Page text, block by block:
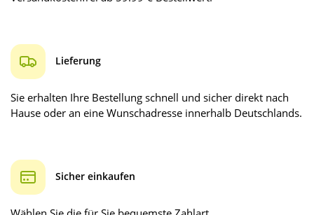
Lieferung
Sie erhalten Ihre Bestellung schnell und sicher direkt nach
Hause oder an eine Wunschadresse innerhalb Deutschlands.
Sicher einkaufen